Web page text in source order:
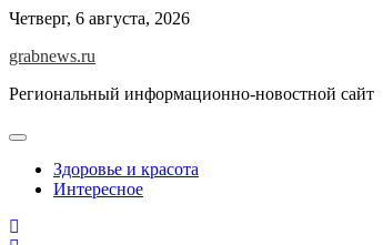
Skip
content
Четверг, 6 августа, 2026
grabnews.ru
Региональный информационно-новостной сайт
Здоровье и красота
Интересное